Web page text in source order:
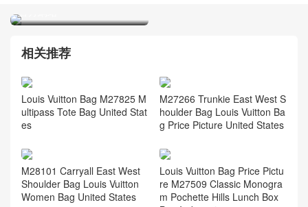
Louis Vuitton Bag M27825 M
ultipass Tote Bag United Stat
es
M27266 Trunkie East West S
houlder Bag Louis Vuitton Ba
g Price Picture United States
M28101 Carryall East West
Shoulder Bag Louis Vuitton
Women Bag United States
Louis Vuitton Bag Price Pictu
re M27509 Classic Monogra
m Pochette Hills Lunch Box
Bag Indonesia